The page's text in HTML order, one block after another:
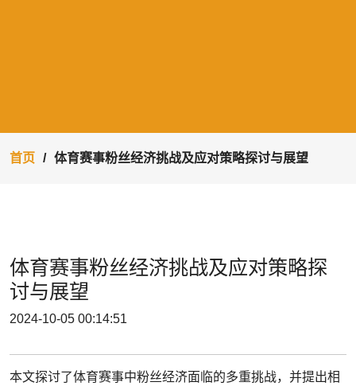
首页 体育赛事粉丝经济挑战及应对策略探讨与展望
体育赛事粉丝经济挑战及应对策略探
讨与展望
2024-10-05 00:14:51
本文探讨了体育赛事中粉丝经济面临的多重挑战，并提出相